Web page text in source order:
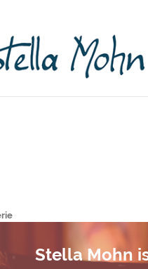
Stella Mohn